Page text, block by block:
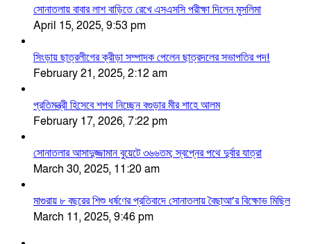
সোনাতলায় বাবার লাশ বাড়িতে রেখে এসএসসি পরীক্ষা দিলেন মুসলিমা
April 15, 2025, 9:53 pm
সিংড়ায় ছাত্রলীগের ক্রীড়া সম্পাদক পেলেন ছাত্রদলের সভাপতির পদ!
February 21, 2025, 2:12 am
প্রতিমন্ত্রী হিসেবে শপথ নিচ্ছেন বগুড়ার মীর শাহে আলম
February 17, 2026, 7:22 pm
সোনাতলার আসাদুজ্জামান বুয়েটে ৩৬৬তম; স্বপ্নের পথে দুর্বার যাত্রা
March 30, 2025, 11:20 am
মাগুরায় ৮ বছরের শিশু ধর্ষণের প্রতিবাদে সোনাতলায় বৈছাআ’র বিক্ষোভ মিছিল
March 11, 2025, 9:46 pm